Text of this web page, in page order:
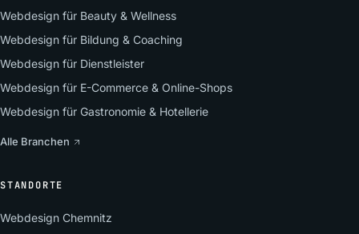
Webdesign für Beauty & Wellness
Webdesign für Bildung & Coaching
Webdesign für Dienstleister
Webdesign für E-Commerce & Online-Shops
Webdesign für Gastronomie & Hotellerie
Alle Branchen
STANDORTE
Webdesign Chemnitz